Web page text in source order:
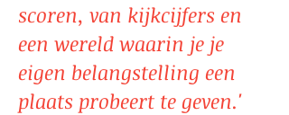
scoren, van kijkcijfers en
een wereld waarin je je
eigen belangstelling een
plaats probeert te geven.'